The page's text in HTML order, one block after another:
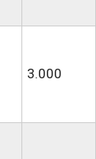
3.000